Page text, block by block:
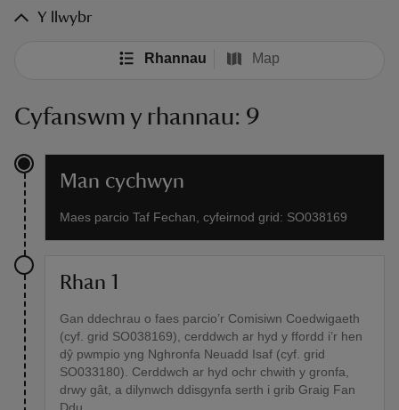
Y llwybr
Rhannau Map
Cyfanswm y rhannau: 9
Man cychwyn
Maes parcio Taf Fechan, cyfeirnod grid: SO038169
Rhan 1
Gan ddechrau o faes parcio’r Comisiwn Coedwigaeth
(cyf. grid SO038169), cerddwch ar hyd y ffordd i’r hen
dŷ pwmpio yng Nghronfa Neuadd Isaf (cyf. grid
SO033180). Cerddwch ar hyd ochr chwith y gronfa,
drwy gât, a dilynwch ddisgynfa serth i grib Graig Fan
Ddu.